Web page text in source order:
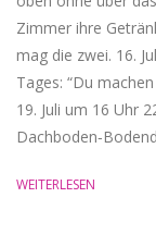
Zimmer ihre
mag die zwei. 16.
Tages: “Du
19. Juli um 16 Uhr
WEITERLESEN